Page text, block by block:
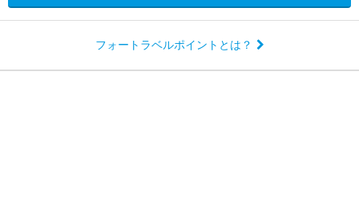
フォートラベルポイントとは？